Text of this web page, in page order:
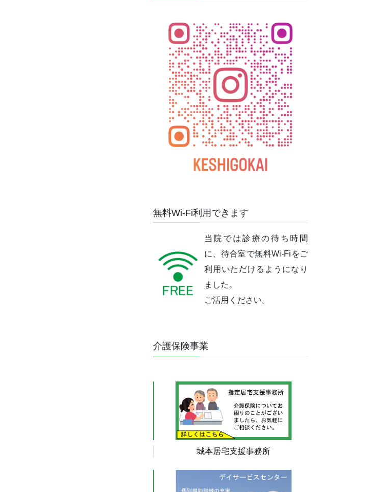
無料Wi-Fi利用できます
当院では診療の待ち時間
に、待合室で無料Wi-Fiをご
利用いただけるようになり
ました。
ご活用ください。
介護保険事業
城本居宅支援事務所